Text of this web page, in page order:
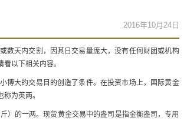
2016年10月24日
数天内交割，因其日交易量庞大，没有任何财团或机构
以下相关内容。
博大的交易目的创造了条件。在投资市场上，国际黄金
为英两。
）的一两。现货黄金交易中的盎司是指金衡盎司，专用